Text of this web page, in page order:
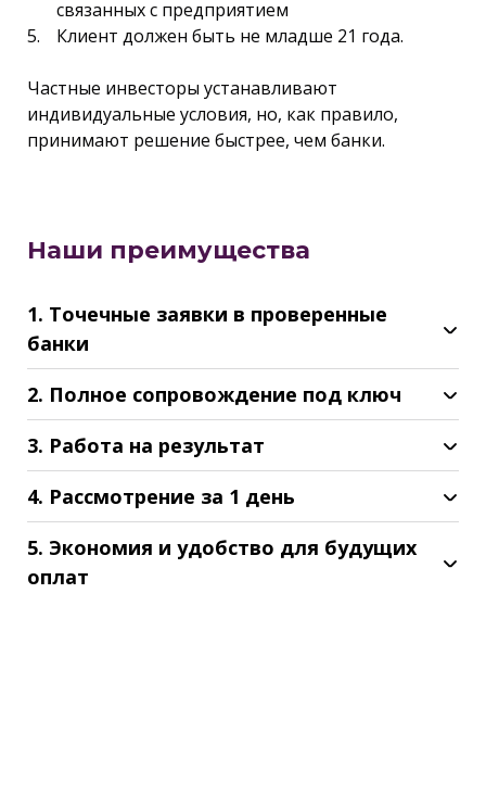
связанных с предприятием
Клиент должен быть не младше 21 года.
Частные инвесторы устанавливают
индивидуальные условия, но, как правило,
принимают решение быстрее, чем банки.
Наши преимущества
1. Точечные заявки в проверенные
банки
2. Полное сопровождение под ключ
3. Работа на результат
4. Рассмотрение за 1 день
5. Экономия и удобство для будущих
оплат